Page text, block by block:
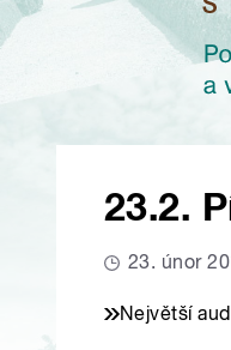
23.2.
23. únor
Největší